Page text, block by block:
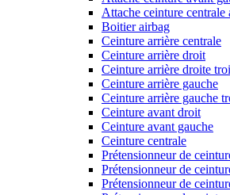
Attache ceinture centrale
Boitier airbag
Ceinture arrière centrale
Ceinture arrière droit
Ceinture arrière droite
Ceinture arrière gauche
Ceinture arrière gauche
Ceinture avant droit
Ceinture avant gauche
Ceinture centrale
Prétensionneur de
Prétensionneur de
Prétensionneur de